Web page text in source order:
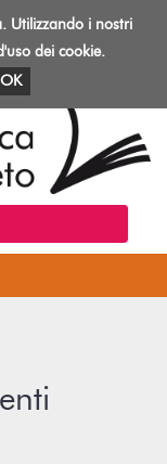
Toggle
E RISORSE
Utilizzando i nostri
dei cookie.
OK